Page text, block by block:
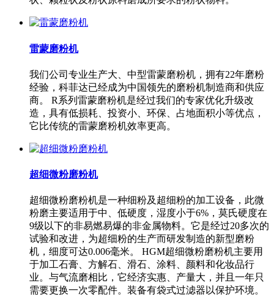
雷蒙磨粉机
我们公司专业生产大、中型雷蒙磨粉机，拥有22年磨粉
经验，科菲达已经成为中国领先的磨粉机制造商和供应
商。 R系列雷蒙磨粉机是经过我们的专家优化升级改
造，具有低损耗、投资小、环保、占地面积小等优点，
它比传统的雷蒙磨粉机效率更高。
超细微粉磨粉机
超细微粉磨粉机是一种细粉及超细粉的加工设备，此微
粉磨主要适用于中、低硬度，湿度小于6%，莫氏硬度在
9级以下的非易燃易爆的非金属物料。它是经过20多次的
试验和改进，为超细粉的生产而研发制造的新型磨粉
机，细度可达0.006毫米。 HGM超细微粉磨粉机主要用
于加工石膏、方解石、滑石、涂料、颜料和化妆品行
业。与气流磨相比，它经济实惠、产量大，并且一年只
需要更换一次零配件。装备有袋式过滤器以保护环境。